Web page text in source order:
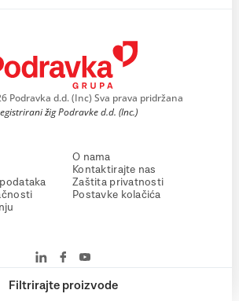
Filtrirajte proizvode
Podravka d.d. (Inc) Sva prava pridržana
žig Podravke d.d. (Inc.)
O nama
Kontaktirajte nas
Zaštita privatnosti
Postavke kolačića